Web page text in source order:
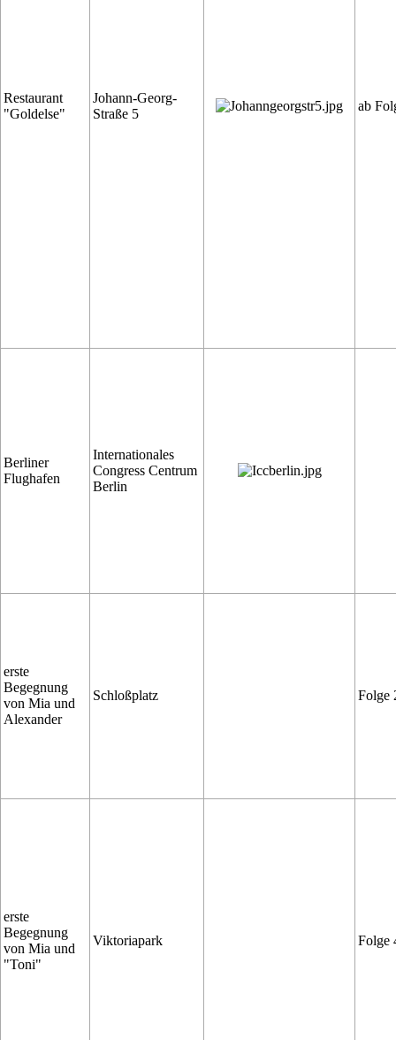
Restaurant
"Goldelse"
Johann-Georg-
Straße 5
ab
Berliner
Flughafen
Internationales
Congress Centrum
Berlin
erste
Begegnung
von Mia und
Alexander
Schloßplatz Folge
erste
Begegnung
von Mia und
"Toni"
Viktoriapark Folge